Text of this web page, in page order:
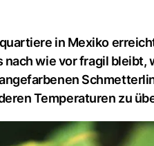
in Mexiko
wie vor fragil bleibt,
Temperaturen zu